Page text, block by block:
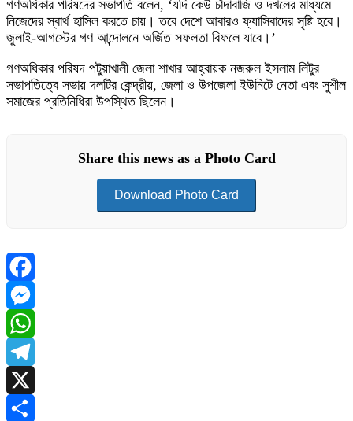
গণঅধিকার পরিষদের সভাপতি বলেন, ‘যদি কেউ চাঁদাবাজি ও দখলের মাধ্যমে
নিজেদের স্বার্থ হাসিল করতে চায়। তবে দেশে আবারও ফ্যাসিবাদের সৃষ্টি হবে।
জুলাই-আগস্টের গণ আন্দোলনে অর্জিত সফলতা বিফলে যাবে।’
গণঅধিকার পরিষদ পটুয়াখালী জেলা শাখার আহ্বায়ক নজরুল ইসলাম লিটুর
সভাপতিত্বে সভায় দলটির কেন্দ্রীয়, জেলা ও উপজেলা ইউনিটে নেতা এবং সুশীল
সমাজের প্রতিনিধিরা উপস্থিত ছিলেন।
Share this news as a Photo Card
Download Photo Card
Facebook
Messenger
WhatsApp
Telegram
X